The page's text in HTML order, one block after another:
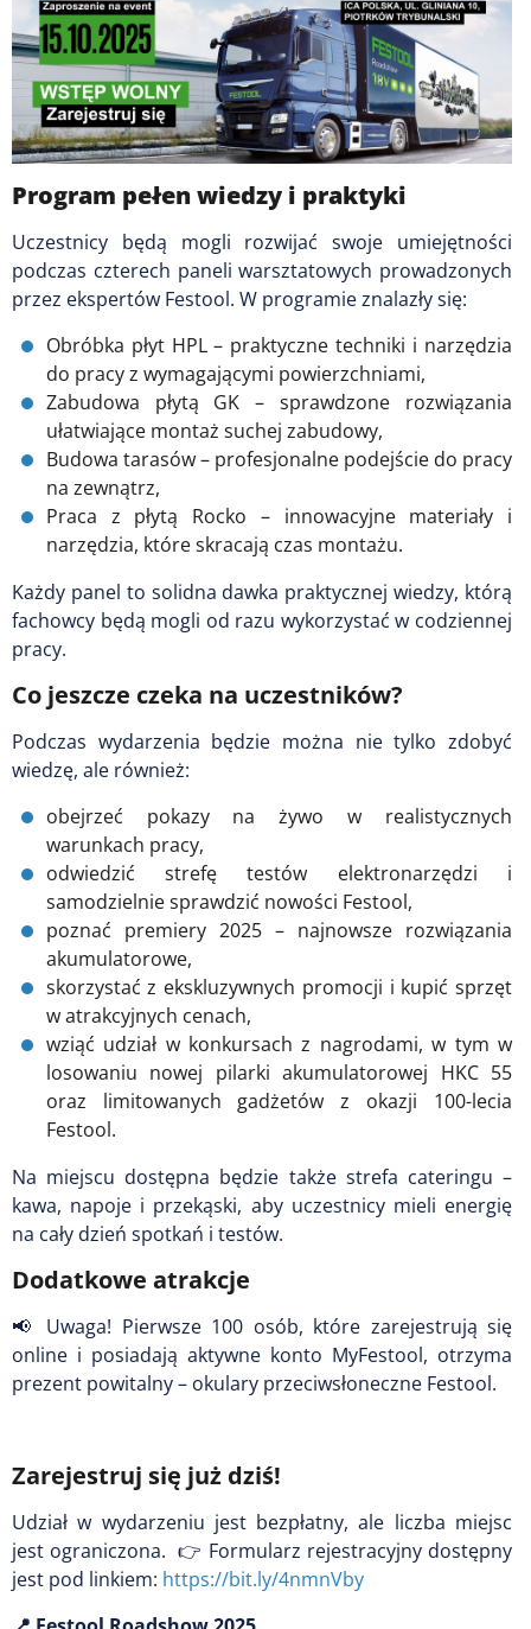
Program pełen wiedzy i praktyki
Uczestnicy będą mogli rozwijać swoje umiejętności
podczas czterech paneli warsztatowych prowadzonych
przez ekspertów Festool. W programie znalazły się:
Obróbka płyt HPL – praktyczne techniki i narzędzia
do pracy z wymagającymi powierzchniami,
Zabudowa płytą GK – sprawdzone rozwiązania
ułatwiające montaż suchej zabudowy,
Budowa tarasów – profesjonalne podejście do pracy
na zewnątrz,
Praca z płytą Rocko – innowacyjne materiały i
narzędzia, które skracają czas montażu.
Każdy panel to solidna dawka praktycznej wiedzy, którą
fachowcy będą mogli od razu wykorzystać w codziennej
pracy.
Co jeszcze czeka na uczestników?
Podczas wydarzenia będzie można nie tylko zdobyć
wiedzę, ale również:
obejrzeć pokazy na żywo w realistycznych
warunkach pracy,
odwiedzić strefę testów elektronarzędzi i
samodzielnie sprawdzić nowości Festool,
poznać premiery 2025 – najnowsze rozwiązania
akumulatorowe,
skorzystać z ekskluzywnych promocji i kupić sprzęt
w atrakcyjnych cenach,
wziąć udział w konkursach z nagrodami, w tym w
losowaniu nowej pilarki akumulatorowej HKC 55
oraz limitowanych gadżetów z okazji 100-lecia
Festool.
Na miejscu dostępna będzie także strefa cateringu –
kawa, napoje i przekąski, aby uczestnicy mieli energię
na cały dzień spotkań i testów.
Dodatkowe atrakcje
📢
Uwaga! Pierwsze 100 osób, które zarejestrują się
online i posiadają aktywne konto MyFestool, otrzyma
prezent powitalny – okulary przeciwsłoneczne Festool.
Zarejestruj się już dziś!
Udział w wydarzeniu jest bezpłatny, ale liczba miejsc
jest ograniczona. 👉 Formularz rejestracyjny dostępny
jest pod linkiem: https://bit.ly/4nmnVby